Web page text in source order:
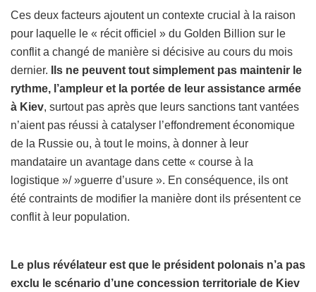
Ces deux facteurs ajoutent un contexte crucial à la raison
pour laquelle le « récit officiel » du Golden Billion sur le
conflit a changé de manière si décisive au cours du mois
dernier.
Ils ne peuvent tout simplement pas maintenir le
rythme, l’ampleur et la portée de leur assistance armée
à Kiev, surtout pas après que leurs sanctions tant vantées
n’aient pas réussi à catalyser l’effondrement économique
de la Russie ou, à tout le moins, à donner à leur
mandataire un avantage dans cette « course à la
logistique »/ »guerre d’usure ». En conséquence, ils ont
été contraints de modifier la manière dont ils présentent ce
conflit à leur population.
Le plus révélateur est que le président polonais n’a pas
exclu le scénario d’une concession territoriale de Kiev